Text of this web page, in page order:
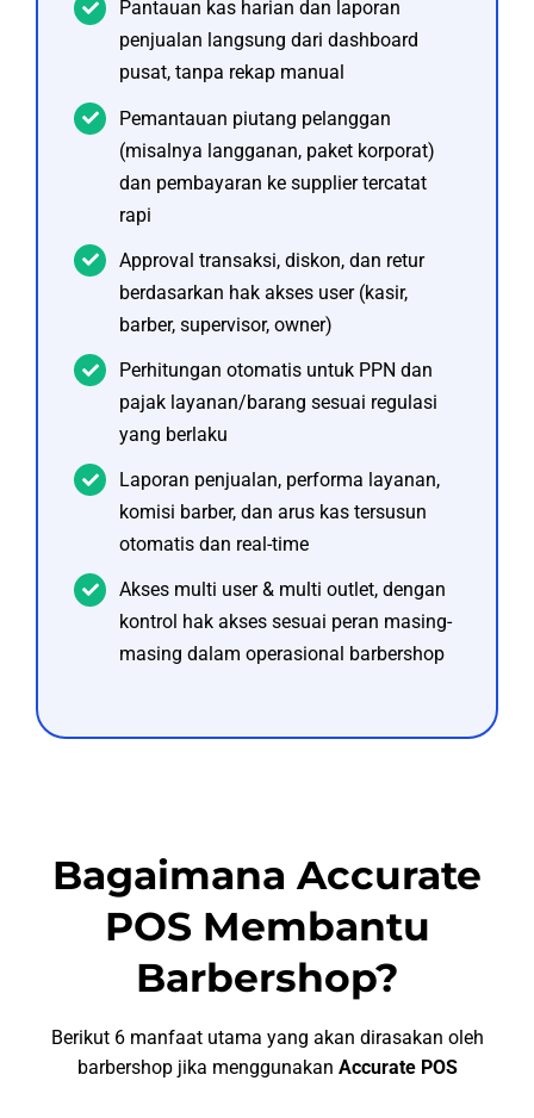
Pantauan kas harian dan laporan
penjualan langsung dari dashboard
pusat, tanpa rekap manual
Pemantauan piutang pelanggan
(misalnya langganan, paket korporat)
dan pembayaran ke supplier tercatat
rapi
Approval transaksi, diskon, dan retur
berdasarkan hak akses user (kasir,
barber, supervisor, owner)
Perhitungan otomatis untuk PPN dan
pajak layanan/barang sesuai regulasi
yang berlaku
Laporan penjualan, performa layanan,
komisi barber, dan arus kas tersusun
otomatis dan real-time
Akses multi user & multi outlet, dengan
kontrol hak akses sesuai peran masing-
masing dalam operasional barbershop
Bagaimana Accurate
POS Membantu
Barbershop?
Berikut 6 manfaat utama yang akan dirasakan oleh
barbershop jika menggunakan Accurate POS